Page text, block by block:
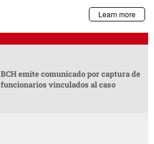
BCH emite comunicado por captura de
funcionarios vinculados al caso